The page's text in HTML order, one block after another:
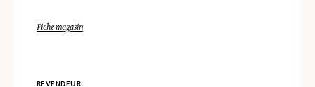
Fiche magasin
REVENDEUR